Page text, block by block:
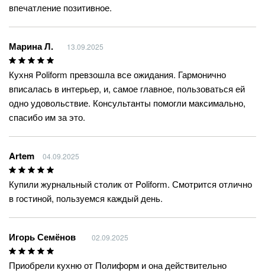
впечатление позитивное.
Марина Л. 13.09.2025
Кухня Poliform превзошла все ожидания. Гармонично
вписалась в интерьер, и, самое главное, пользоваться ей
одно удовольствие. Консультанты помогли максимально,
спасибо им за это.
Artem 04.09.2025
Купили журнальный столик от Poliform. Смотрится отлично
в гостиной, пользуемся каждый день.
Игорь Семёнов 02.09.2025
Приобрели кухню от Полиформ и она действительно